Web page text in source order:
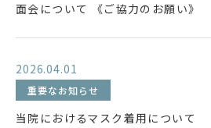
面会について 《ご協力のお願い》
2026.04.01
重要なお知らせ
当院におけるマスク着用について